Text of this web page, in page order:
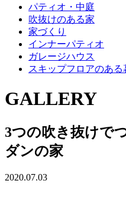
パティオ・中庭
吹抜けのある家
家づくり
インナーパティオ
ガレージハウス
スキップフロアのある
GALLERY
3つの吹き抜けで
ダンの家
2020.07.03